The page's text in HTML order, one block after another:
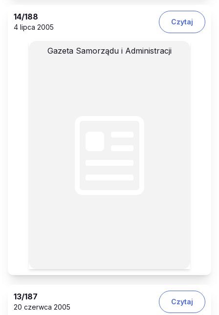
14/188
4 lipca 2005
Czytaj
Gazeta Samorządu i Administracji
13/187
20 czerwca 2005
Czytaj